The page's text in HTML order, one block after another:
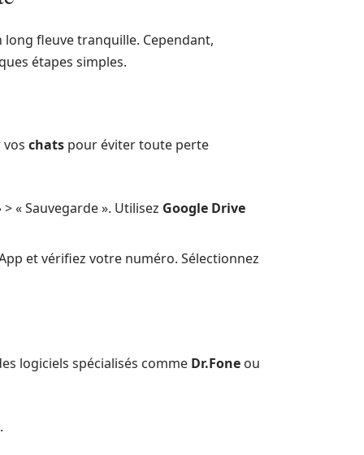
long fleuve tranquille. Cependant,
étapes simples.
chats pour éviter toute perte
« Sauvegarde ». Utilisez Google Drive
et vérifiez votre numéro. Sélectionnez
logiciels spécialisés comme Dr.Fone ou
.